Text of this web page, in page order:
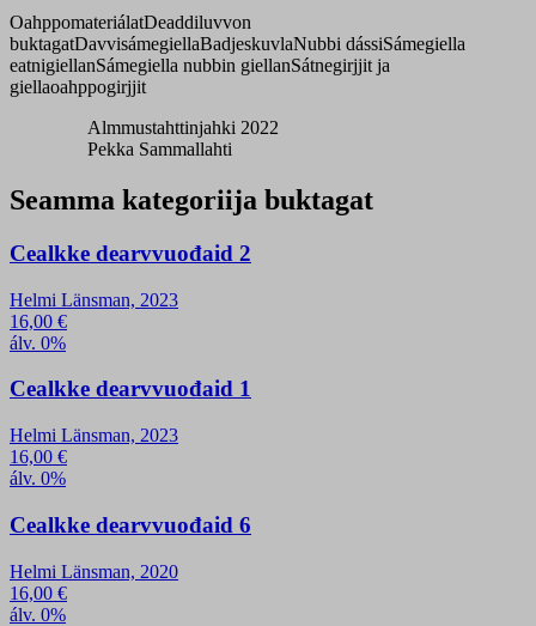
OahppomateriálatDeaddiluvvon
buktagatDavvisámegiellaBadjeskuvlaNubbi dássiSámegiella
eatnigiellanSámegiella nubbin giellanSátnegirjjit ja
giellaoahppogirjjit
Almmustahttinjahki 2022
Pekka Sammallahti
Seamma kategoriija buktagat
Cealkke dearvvuođaid 2
Helmi Länsman, 2023
16,00 €
álv. 0%
Cealkke dearvvuođaid 1
Helmi Länsman, 2023
16,00 €
álv. 0%
Cealkke dearvvuođaid 6
Helmi Länsman, 2020
16,00 €
álv. 0%